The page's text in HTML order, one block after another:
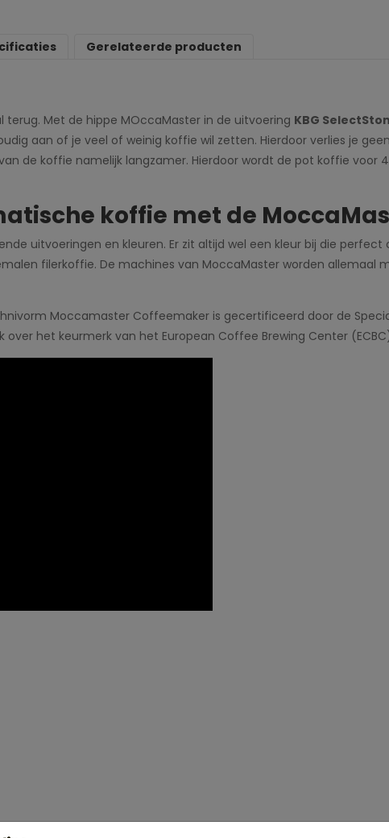
Gerelateerde producten
Met de hippe MOccaMaster in de uitvoering KBG
aan of je veel of weinig koffie wil zetten. Hierdoor verlies je
de koffie namelijk langzamer. Hierdoor wordt de pot koffie voor
koffie met de
uitvoeringen en kleuren. Er zit altijd wel een kleur bij die
filerkoffie. De machines van MoccaMaster worden allemaal
Moccamaster Coffeemaker is gecertificeerd door de
over het keurmerk van het European Coffee Brewing Center